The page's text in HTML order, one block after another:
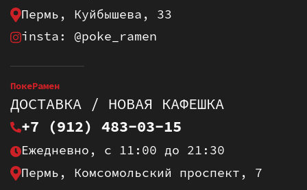
Пермь, Куйбышева, 33
insta: @poke_ramen
ПокеРамен
ДОСТАВКА / НОВАЯ КАФЕШКА
+7 (912) 483-03-15
Ежедневно, с 11:00 до 21:30
Пермь, Комсомольский проспект, 7